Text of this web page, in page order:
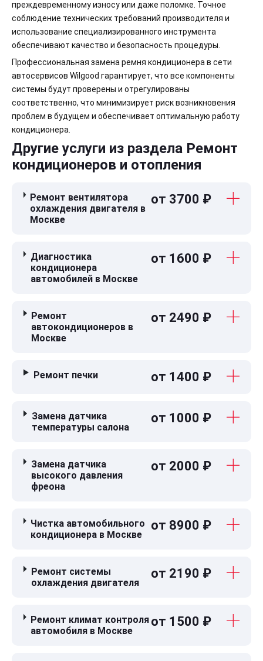
преждевременному износу или даже поломке. Точное
соблюдение технических требований производителя и
использование специализированного инструмента
обеспечивают качество и безопасность процедуры.
Профессиональная замена ремня кондиционера в сети
автосервисов Wilgood гарантирует, что все компоненты
системы будут проверены и отрегулированы
соответственно, что минимизирует риск возникновения
проблем в будущем и обеспечивает оптимальную работу
кондиционера.
Другие услуги из раздела Ремонт
кондиционеров и отопления
Ремонт вентилятора
охлаждения двигателя в
Москве
от 3700 ₽
Диагностика
кондиционера
автомобилей в Москве
от 1600 ₽
Ремонт
автокондиционеров в
Москве
от 2490 ₽
Ремонт печки от 1400 ₽
Замена датчика
температуры салона
от 1000 ₽
Замена датчика
высокого давления
фреона
от 2000 ₽
Чистка автомобильного
кондиционера в Москве
от 8900 ₽
Ремонт системы
охлаждения двигателя
от 2190 ₽
Ремонт климат контроля
автомобиля в Москве
от 1500 ₽